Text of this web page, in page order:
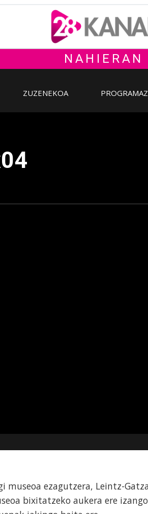
NAHIERAN
ZUZENEKOA
ezagutzera, Leintz-
bixitatzeko aukera ere